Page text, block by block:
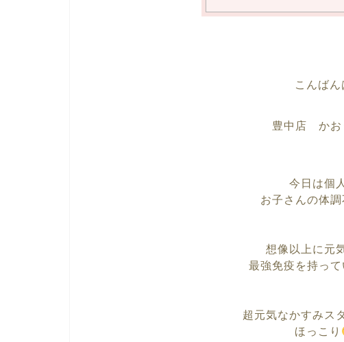
こんばん
豊中店 かお
今日は個
お子さんの体
想像以上に元
最強免疫を持って
超元気なかすみス
ほっこり